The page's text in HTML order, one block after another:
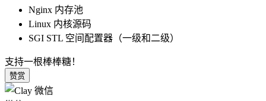
Nginx 内存池
Linux 内核源码
SGI STL 空间配置器（一级和二级）
支持一根棒棒糖！
赞赏